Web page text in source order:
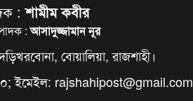
: শামীম কবীর
:আসাদুজ্জামান নূর
বোয়ালিয়া, রাজশাহী।
ইমেইল: rajshahipost@gmail.com